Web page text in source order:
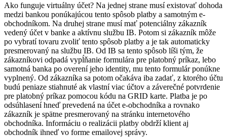
Ako funguje virtuálny účet? Na jednej strane musí existovať dohoda
medzi bankou ponúkajúcou tento spôsob platby a samotným e-
obchodníkom. Na druhej strane musí mať potenciálny zákazník
vedený účet v banke a aktívnu službu IB. Potom si zákazník môže
po vybratí tovaru zvoliť tento spôsob platby a je tak automaticky
presmerovaný na službu IB. Od IB sa tento spôsob líši tým, že
zákazníkovi odpadá vypĺňanie formulára pre platobný príkaz, lebo
samotná banka po overení jeho identity, mu tento formulár ponúkne
vyplnený. Od zákazníka sa potom očakáva iba zadať, z ktorého účtu
budú peniaze stiahnuté ak vlastní viac účtov a záverečné potvrdenie
pre platobný príkaz pomocou kódu na GRID karte. Platba je po
odsúhlasení hneď prevedená na účet e-obchodníka a rovnako
zákazník je spätne presmerovaný na stránku internetového
obchodníka. Informáciu o realizácii platby obdrží klient aj
obchodník ihneď vo forme emailovej správy.